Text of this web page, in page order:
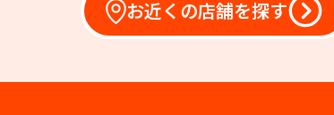
お近くの店舗を探す